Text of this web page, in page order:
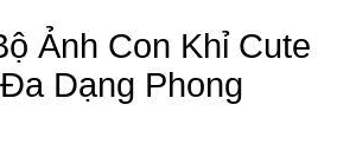
Ảnh Con Khỉ Cute
Dạng Phong